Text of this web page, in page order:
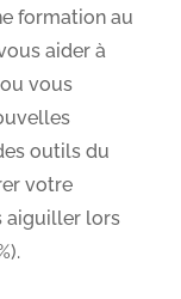
formation au
aider à
vous
outils du
votre
aiguiller lors